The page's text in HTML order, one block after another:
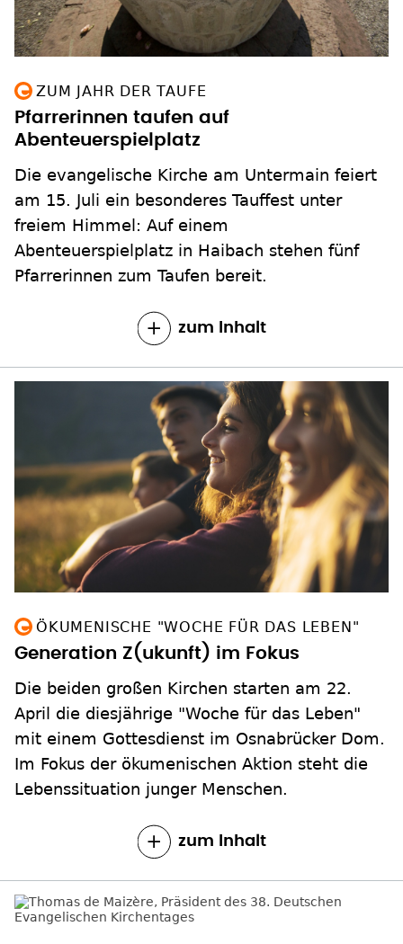
ZUM JAHR DER TAUFE
Pfarrerinnen taufen auf
Abenteuerspielplatz
Die evangelische Kirche am Untermain feiert
am 15. Juli ein besonderes Tauffest unter
freiem Himmel: Auf einem
Abenteuerspielplatz in Haibach stehen fünf
Pfarrerinnen zum Taufen bereit.
zum Inhalt
ÖKUMENISCHE "WOCHE FÜR DAS LEBEN"
Generation Z(ukunft) im Fokus
Die beiden großen Kirchen starten am 22.
April die diesjährige "Woche für das Leben"
mit einem Gottesdienst im Osnabrücker Dom.
Im Fokus der ökumenischen Aktion steht die
Lebenssituation junger Menschen.
zum Inhalt